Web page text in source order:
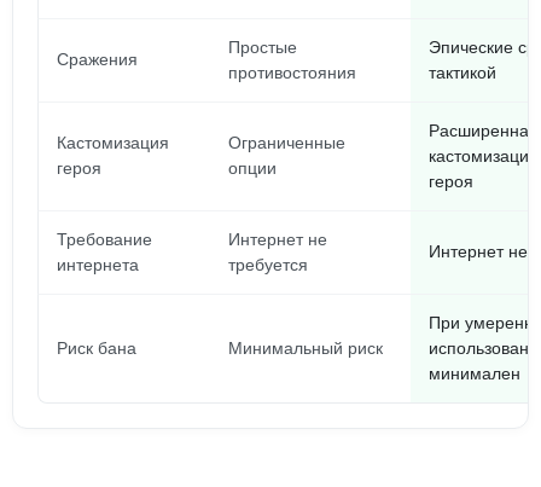
Сражения
Простые
противостояния
Эпические
тактикой
Кастомизация
героя
Ограниченные
опции
Расширенная
героя
Требование
интернета
Интернет не
требуется
Интернет не
Риск бана Минимальный риск
При
минимален